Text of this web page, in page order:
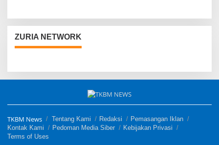
ZURIA NETWORK
TKBM News Tentang Kami Redaksi
Pemasangan Iklan
Kontak Kami
Pedoman Media Siber
Kebijakan Privasi
Terms of Uses